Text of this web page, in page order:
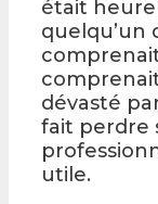
était
quelqu’un
dévasté
fait perdre
utile.